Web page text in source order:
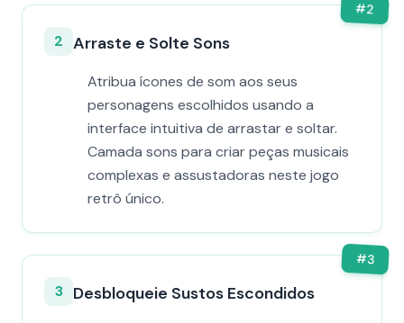
#2
2 Arraste e Solte Sons
Atribua ícones de som aos seus
personagens escolhidos usando a
interface intuitiva de arrastar e soltar.
Camada sons para criar peças musicais
complexas e assustadoras neste jogo
retrô único.
#3
3 Desbloqueie Sustos Escondidos